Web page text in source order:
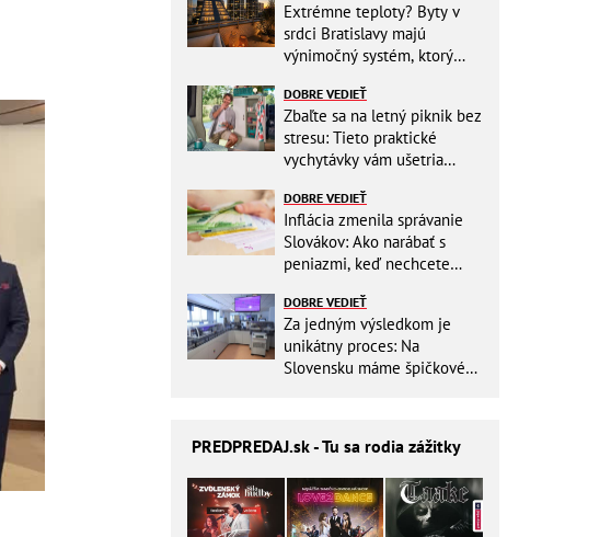
Extrémne teploty? Byty v
srdci Bratislavy majú
výnimočný systém, ktorý
DOBRE VEDIEŤ
Zbaľte sa na letný piknik bez
stresu: Tieto praktické
vychytávky vám ušetria
DOBRE VEDIEŤ
Inflácia zmenila správanie
Slovákov: Ako narábať s
peniazmi, keď nechcete
DOBRE VEDIEŤ
Za jedným výsledkom je
unikátny proces: Na
Slovensku máme špičkové
PREDPREDAJ.sk - Tu sa rodia zážitky